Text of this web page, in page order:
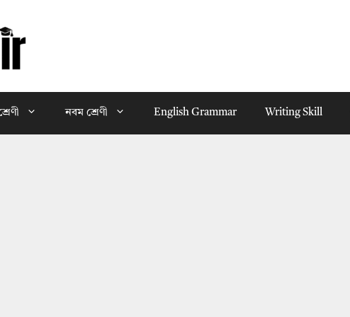
নবম শ্রেণী English Grammar Writing Skill